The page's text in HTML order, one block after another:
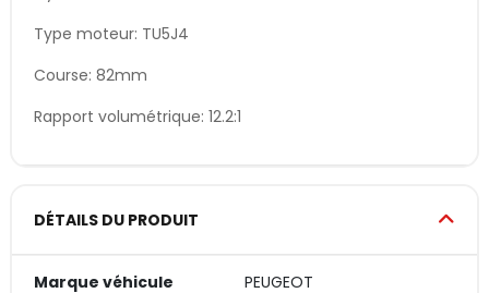
Type moteur: TU5J4
Course: 82mm
Rapport volumétrique: 12.2:1
DÉTAILS DU PRODUIT
Marque véhicule
PEUGEOT